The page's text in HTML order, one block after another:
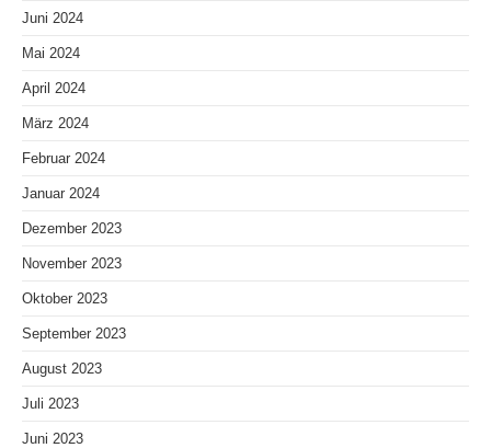
Juni 2024
Mai 2024
April 2024
März 2024
Februar 2024
Januar 2024
Dezember 2023
November 2023
Oktober 2023
September 2023
August 2023
Juli 2023
Juni 2023